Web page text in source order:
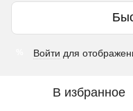
Войти для
В избранное